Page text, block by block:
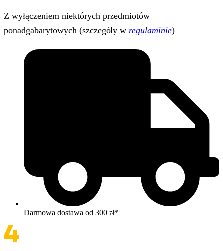
Z wyłączeniem niektórych przedmiotów
ponadgabarytowych (szczegóły w regulaminie)
Darmowa dostawa od 300 zł*